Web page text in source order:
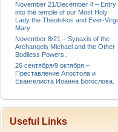
November 21/December 4 – Entry
into the temple of our Most Holy
Lady the Theotokos and Ever-
Mary
November 8/21 – Synaxis of the
Archangels Michael and the Other
Bodiless Powers..
26 сентября/9 октября –
Преставление Апостола и
Евангелиста Иоанна Богослова.
Useful Links